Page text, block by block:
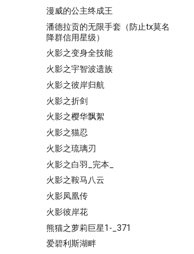
漫威的公主终成王
潘德拉贡的无限手套（防止tx莫名
降群信用星级）
火影之变身全技能
火影之宇智波遗族
火影之彼岸归航
火影之折剑
火影之樱华飘絮
火影之猫忍
火影之琉璃刃
火影之白羽_完本_
火影之鞍马八云
火影凤凰传
火影彼岸花
熊猫之萝莉巨星1-_371
爱碧利斯湖畔